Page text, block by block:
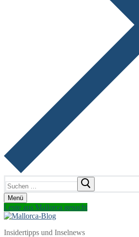
nach:
Menü
Leute aus Mallorca gesucht
Insidertipps und Inselnews